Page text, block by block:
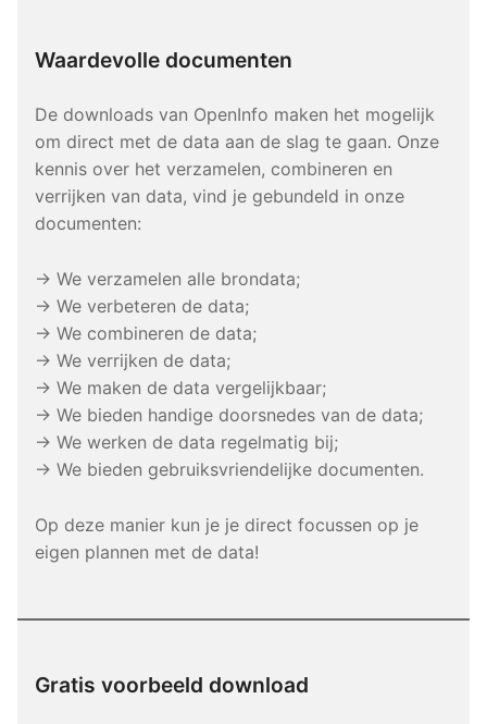
Waardevolle documenten
De downloads van OpenInfo maken het mogelijk
om direct met de data aan de slag te gaan. Onze
kennis over het verzamelen, combineren en
verrijken van data, vind je gebundeld in onze
documenten:
→ We verzamelen alle brondata;
→ We verbeteren de data;
→ We combineren de data;
→ We verrijken de data;
→ We maken de data vergelijkbaar;
→ We bieden handige doorsnedes van de data;
→ We werken de data regelmatig bij;
→ We bieden gebruiksvriendelijke documenten.
Op deze manier kun je je direct focussen op je
eigen plannen met de data!
Gratis voorbeeld download